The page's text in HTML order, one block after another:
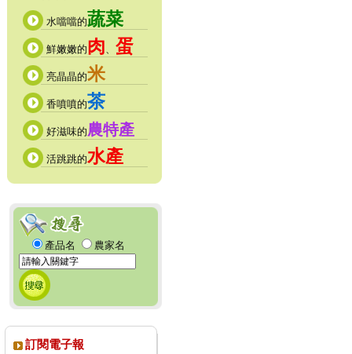
水噹噹的蔬菜
鮮嫩嫩的肉、 蛋
亮晶晶的米
香噴噴的茶
好滋味的農特產
活跳跳的水產
產品名 農家名
訂閱電子報